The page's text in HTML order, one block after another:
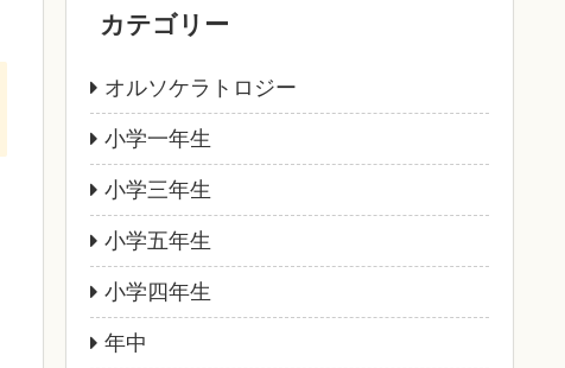
カテゴリー
オルソケラトロジー
小学一年生
小学三年生
小学五年生
小学四年生
年中